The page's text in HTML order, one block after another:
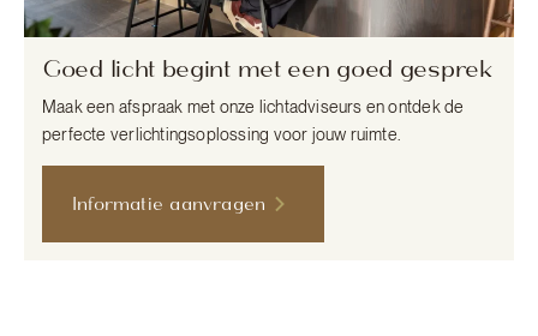
Goed licht begint met een goed gesprek
Maak een afspraak met onze lichtadviseurs en ontdek de
perfecte verlichtingsoplossing voor jouw ruimte.
Informatie aanvragen